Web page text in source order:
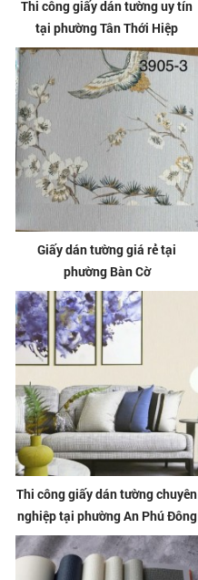
Thi công giấy dán tường uy tín
tại phường Tân Thới Hiệp
Giấy dán tường giá rẻ tại
phường Bàn Cờ
Thi công giấy dán tường chuyên
nghiệp tại phường An Phú Đông